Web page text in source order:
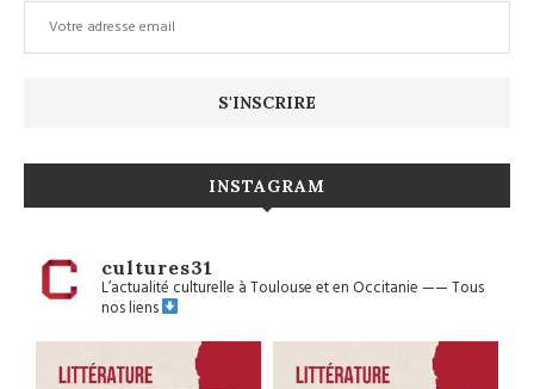
INSTAGRAM
cultures31
L’actualité culturelle à Toulouse et en Occitanie——Tous
nos liens